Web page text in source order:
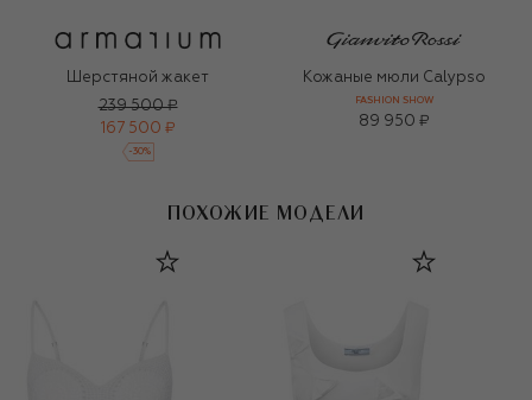
Шерстяной жакет
239 500 ₽
167 500 ₽
-30%
Кожаные мюли Calypso
FASHION SHOW
89 950 ₽
ПОХОЖИЕ МОДЕЛИ